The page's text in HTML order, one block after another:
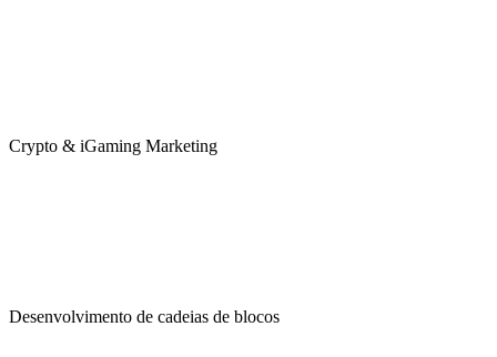
Crypto & iGaming Marketing
Desenvolvimento de cadeias de blocos